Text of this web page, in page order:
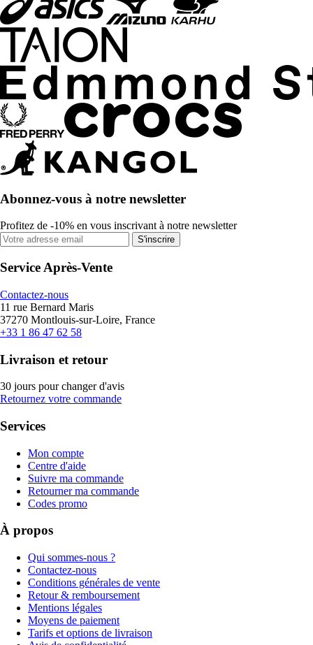
Abonnez-vous à notre newsletter
Profitez de -10% en vous inscrivant à notre newsletter
S'inscrire
Service Après-Vente
Contactez-nous
11 rue Bernard Maris
37270 Montlouis-sur-Loire, France
+33 1 86 47 62 58
Livraison et retour
30 jours pour changer d'avis
Retournez votre commande
Services
Mon compte
Centre d'aide
Suivre ma commande
Retourner ma commande
Codes promo
À propos
Qui sommes-nous ?
Contactez-nous
Conditions générales de vente
Retour & remboursement
Mentions légales
Moyens de paiement
Tarifs et options de livraison